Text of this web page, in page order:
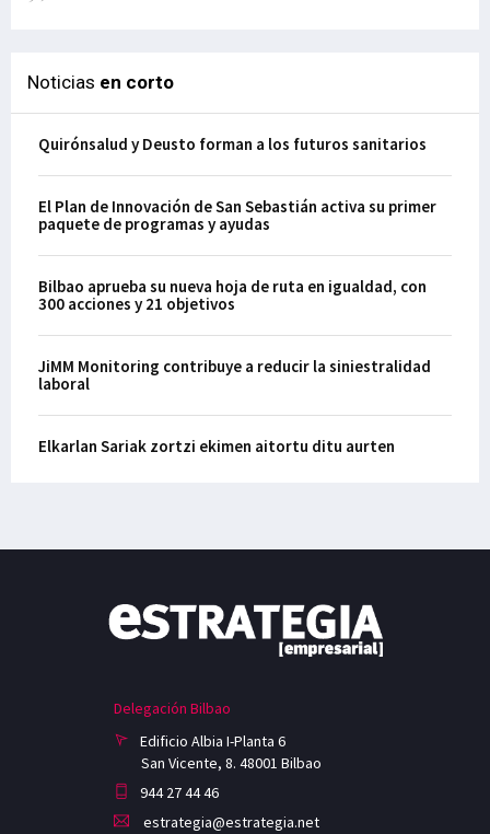
Noticias en corto
Quirónsalud y Deusto forman a los futuros sanitarios
El Plan de Innovación de San Sebastián activa su primer
paquete de programas y ayudas
Bilbao aprueba su nueva hoja de ruta en igualdad, con
300 acciones y 21 objetivos
JiMM Monitoring contribuye a reducir la siniestralidad
laboral
Elkarlan Sariak zortzi ekimen aitortu ditu aurten
Delegación Bilbao
Edificio Albia I-Planta 6
San Vicente, 8. 48001 Bilbao
944 27 44 46
estrategia@estrategia.net